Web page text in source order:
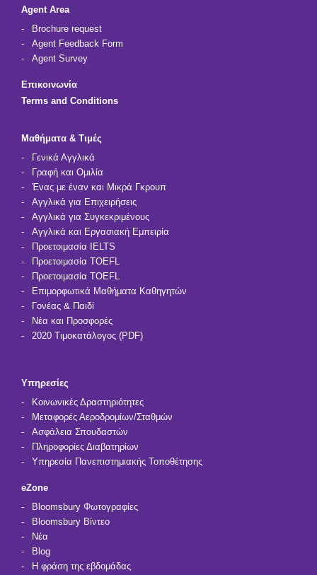
Agent Area
Brochure request
Agent Feedback Form
Agent Survey
Επικοινωνία
Terms and Conditions
Μαθήματα & Τιμές
Γενικά Αγγλικά
Γραφή και Ομιλία
Ένας με έναν και Μικρά Γκρουπ
Αγγλικά για Επιχειρήσεις
Αγγλικά για Συγκεκριμένους
Αγγλικά και Εργασιακή Εμπειρία
Προετοιμασία IELTS
Προετοιμασία TOEFL
Προετοιμασία TOEFL
Επιμορφωτικά Μαθήματα Καθηγητών
Γονέας & Παιδί
Νέα και Προσφορές
2020 Τιμοκατάλογος (PDF)
Υπηρεσίες
Κοινωνικές Δραστηριότητες
Μεταφορές Αεροδρομίων/Σταθμών
Ασφάλεια Σπουδαστών
Πληροφορίες Διαβατηρίων
Υπηρεσία Πανεπιστημιακής Τοποθέτησης
eZone
Bloomsbury Φωτογραφίες
Bloomsbury Βίντεο
Νέα
Blog
Η φράση της εβδομάδας